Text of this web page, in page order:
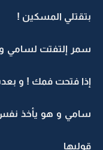
بتقتلي المسكين !
سمر إلتفتت لسامي
إذا فتحت فمك ! و
سامي و هو يأخذ نفس
قوليها